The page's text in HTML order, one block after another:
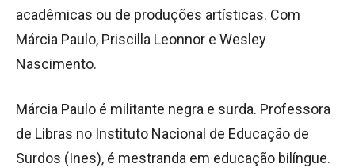
acadêmicas ou de produções artísticas. Com
Márcia Paulo, Priscilla Leonnor e Wesley
Nascimento.
Márcia Paulo é militante negra e surda. Professora
de Libras no Instituto Nacional de Educação de
Surdos (Ines), é mestranda em educação bilíngue.